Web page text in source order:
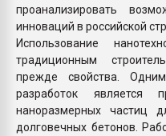
проанализировать
инноваций в российской
Использование
традиционным
прежде свойства.
разработок является
наноразмерных частиц
долговечных бетонов.